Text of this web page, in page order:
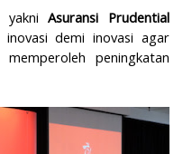
yakniAsuransi Prudential
inovasi demi inovasi agar
peningkatan